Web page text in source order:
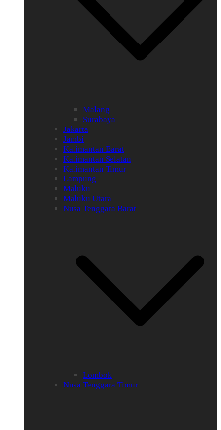
Malang
Surabaya
Jakarta
Jambi
Kalimantan Barat
Kalimantan Selatan
Kalimantan Timur
Lampung
Maluku
Maluku Utara
Nusa Tenggara Barat
Lombok
Nusa Tenggara Timur